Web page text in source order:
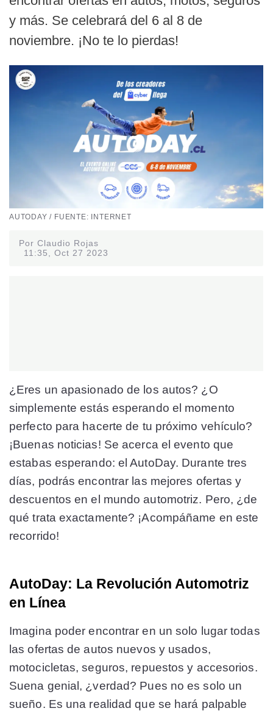
y más. Se celebrará del 6 al 8 de
noviembre. ¡No te lo pierdas!
AUTODAY / FUENTE: INTERNET
Por Claudio Rojas
11:35, Oct 27 2023
¿Eres un apasionado de los autos? ¿O
simplemente estás esperando el momento
perfecto para hacerte de tu próximo vehículo?
¡Buenas noticias! Se acerca el evento que
estabas esperando: el AutoDay. Durante tres
días, podrás encontrar las mejores ofertas y
descuentos en el mundo automotriz. Pero, ¿de
qué trata exactamente? ¡Acompáñame en este
recorrido!
AutoDay: La Revolución Automotriz
en Línea
Imagina poder encontrar en un solo lugar todas
las ofertas de autos nuevos y usados,
motocicletas, seguros, repuestos y accesorios.
Suena genial, ¿verdad? Pues no es solo un
sueño. Es una realidad que se hará palpable